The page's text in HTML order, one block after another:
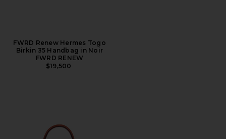
FWRD Renew Hermes Togo
Birkin 35 Handbag in Noir
FWRD RENEW
$19,500